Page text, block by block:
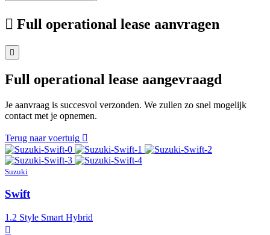
Full operational lease aanvragen
Full operational lease aangevraagd
Je aanvraag is succesvol verzonden. We zullen zo snel mogelijk
contact met je opnemen.
Terug naar voertuig
Suzuki
Swift
1.2 Style Smart Hybrid